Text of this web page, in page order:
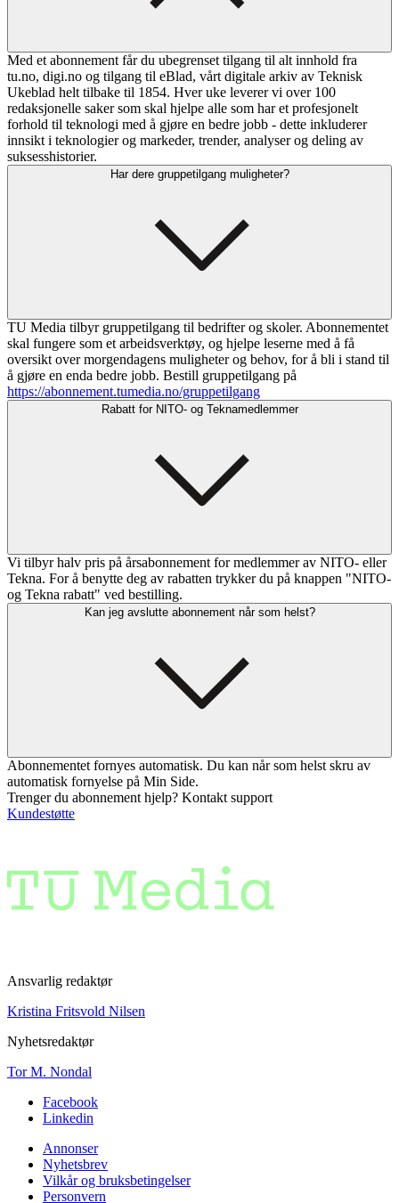
Med et abonnement får du ubegrenset tilgang til alt innhold fra
tu.no, digi.no og tilgang til eBlad, vårt digitale arkiv av Teknisk
Ukeblad helt tilbake til 1854. Hver uke leverer vi over 100
redaksjonelle saker som skal hjelpe alle som har et profesjonelt
forhold til teknologi med å gjøre en bedre jobb - dette inkluderer
innsikt i teknologier og markeder, trender, analyser og deling av
suksesshistorier.
Har dere gruppetilgang muligheter?
TU Media tilbyr gruppetilgang til bedrifter og skoler. Abonnementet
skal fungere som et arbeidsverktøy, og hjelpe leserne med å få
oversikt over morgendagens muligheter og behov, for å bli i stand til
å gjøre en enda bedre jobb. Bestill gruppetilgang på
https://abonnement.tumedia.no/gruppetilgang
Rabatt for NITO- og Teknamedlemmer
Vi tilbyr halv pris på årsabonnement for medlemmer av NITO- eller
Tekna. For å benytte deg av rabatten trykker du på knappen "NITO-
og Tekna rabatt" ved bestilling.
Kan jeg avslutte abonnement når som helst?
Abonnementet fornyes automatisk. Du kan når som helst skru av
automatisk fornyelse på Min Side.
Trenger du abonnement hjelp? Kontakt support
Kundestøtte
Ansvarlig redaktør
Kristina Fritsvold Nilsen
Nyhetsredaktør
Tor M. Nondal
Facebook
Linkedin
Annonser
Nyhetsbrev
Vilkår og bruksbetingelser
Personvern